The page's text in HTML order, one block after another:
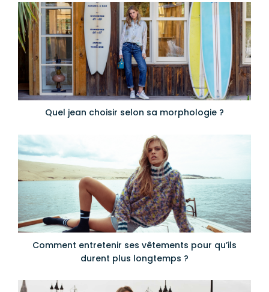
Quel jean choisir selon sa morphologie ?
Comment entretenir ses vêtements pour qu’ils
durent plus longtemps ?